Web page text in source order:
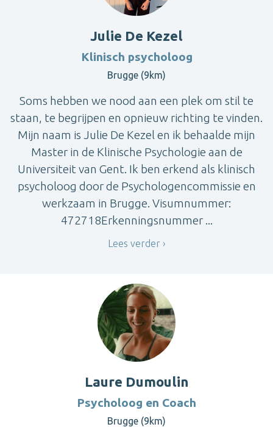
Julie De Kezel
Klinisch psycholoog
Brugge (9km)
Soms hebben we nood aan een plek om stil te
staan, te begrijpen en opnieuw richting te vinden.
Mijn naam is Julie De Kezel en ik behaalde mijn
Master in de Klinische Psychologie aan de
Universiteit van Gent. Ik ben erkend als klinisch
psycholoog door de Psychologencommissie en
werkzaam in Brugge. Visumnummer:
472718Erkenningsnummer ...
Lees verder
Laure Dumoulin
Psycholoog en Coach
Brugge (9km)